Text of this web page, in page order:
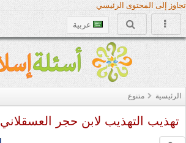
تجاوز إلى المحتوى الرئيسي
عربية
الرئيسية متنوع
تهذيب التهذيب لابن حجر العسقلاني